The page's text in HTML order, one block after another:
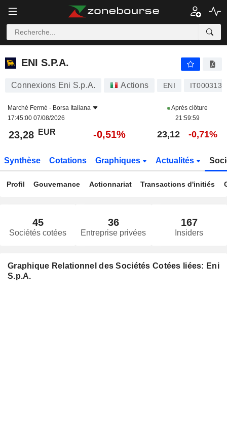
ENI S.P.A.
ENI S.P.A.
Connexions Eni S.p.A. Actions ENI
Marché Fermé - Borsa Italiana
17:45:00 07/08/2026
Après clôture
21:59:59
23,28 EUR -0,51% 23,12 -0,71%
Synthèse Cotations Graphiques Actualités
Profil Gouvernance Actionnariat Transactions d'initiés
45
Sociétés cotées
36
Entreprise privées
167
Insiders
Graphique Relationnel des Sociétés Cotées liées: Eni
S.p.A.